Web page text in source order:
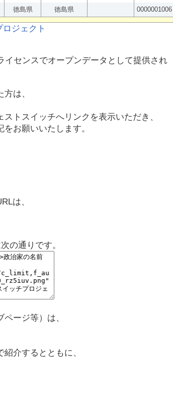
徳島県 徳島県 0000001006
イセンスでオープンデータとして提供され
は、
トスイッチへリンクを表示いただき、
お願いいたします。
は、
の通りです。
ージ等）は、
介するとともに、